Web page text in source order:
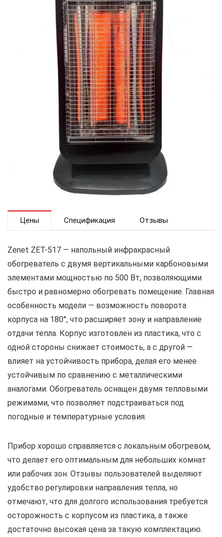
Цены Спецификация Отзывы
Zenet ZET-517 — напольный инфракрасный
обогреватель с двумя вертикальными карбоновыми
элементами мощностью по 500 Вт, позволяющими
быстро и равномерно обогревать помещение. Главная
особенность модели — возможность поворота
корпуса на 180°, что расширяет зону и направление
отдачи тепла. Корпус изготовлен из пластика, что с
одной стороны снижает стоимость, а с другой —
влияет на устойчивость прибора, делая его менее
устойчивым по сравнению с металлическими
аналогами. Обогреватель оснащен двумя тепловыми
режимами, что позволяет подстраиваться под
погодные и температурные условия.
Прибор хорошо справляется с локальным обогревом,
что делает его оптимальным для небольших комнат
или рабочих зон. Отзывы пользователей выделяют
удобство регулировки направления тепла, но
отмечают, что для долгого использования требуется
осторожность с корпусом из пластика, а также
достаточно высокая цена за такую комплектацию.